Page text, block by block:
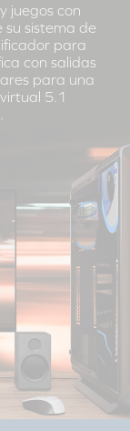
juegos con
su sistema de
para
con salidas
para una
5.1